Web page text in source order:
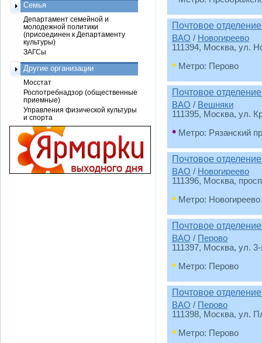
Почтовое
ВАО / Новогиреево
111394, Москва, ул.
• Метро: Перово
Почтовое
ВАО / Вешняки
111395, Москва, ул.
• Метро: Рязанский
Почтовое
ВАО / Новогиреево
111396, Москва,
• Метро: Новогиреево
Почтовое
ВАО / Перово
111397, Москва, ул.
• Метро: Перово
Почтовое
ВАО / Перово
111398, Москва, ул.
• Метро: Перово
Семья
Департамент семейной и
молодежной политики
(присоединен к Департаменту
культуры)
ЗАГСы
Другие организации
Мосстат
Роспотребнадзор (общественные
приемные)
Управления физической культуры
и спорта